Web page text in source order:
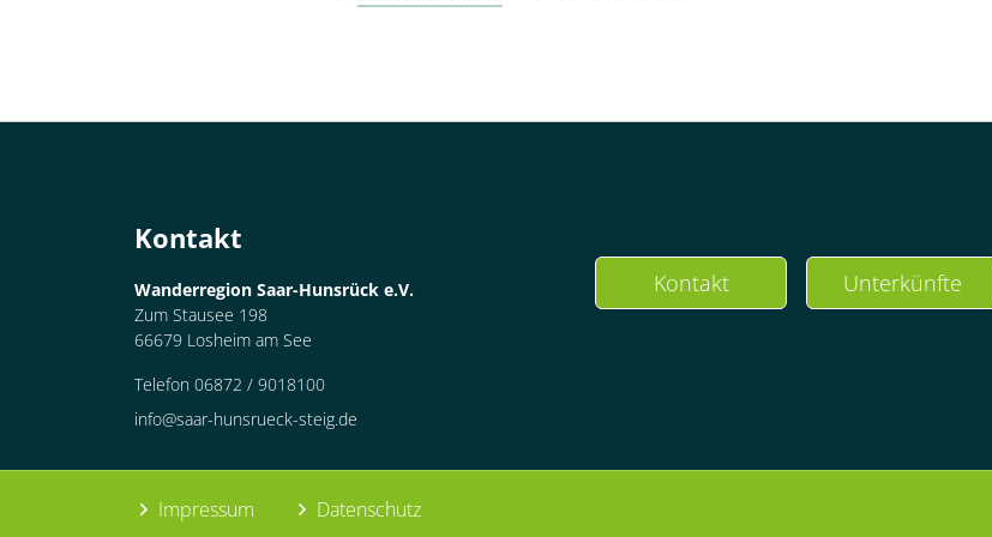
Kontakt
Wanderregion Saar-Hunsrück e.V.
Zum Stausee 198
66679 Losheim am See
Telefon 06872 / 9018100
info@saar-hunsrueck-steig.de
Kontakt Unterkünfte
Impressum Datenschutz